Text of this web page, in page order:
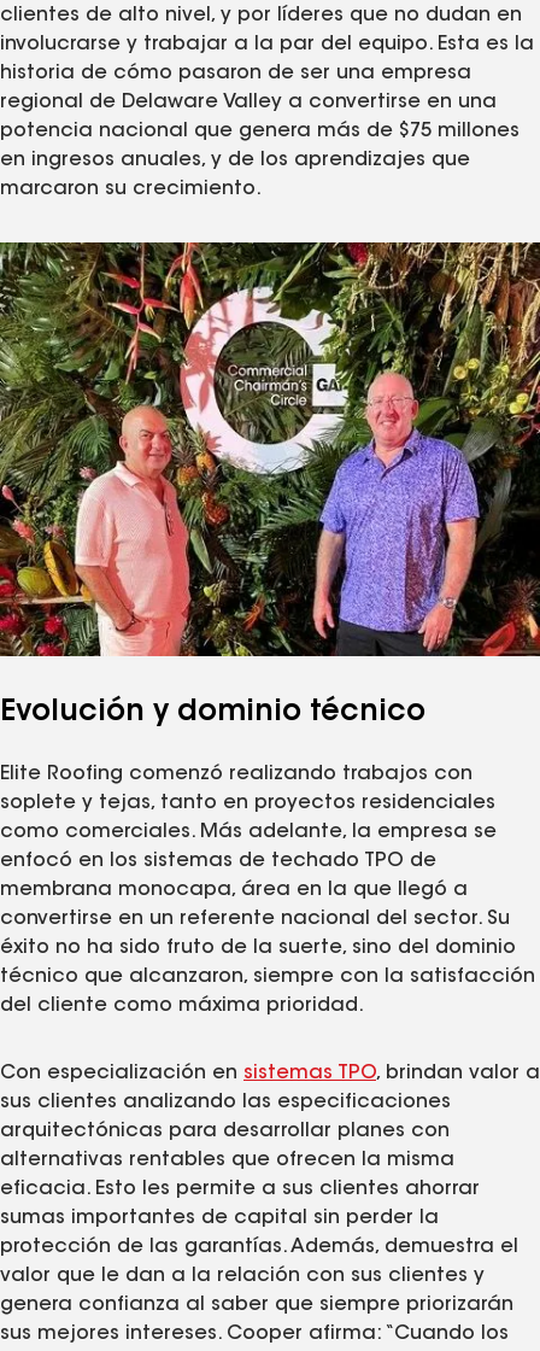
clientes de alto nivel, y por líderes que no dudan en
involucrarse y trabajar a la par del equipo. Esta es la
historia de cómo pasaron de ser una empresa
regional de Delaware Valley a convertirse en una
potencia nacional que genera más de $75 millones
en ingresos anuales, y de los aprendizajes que
marcaron su crecimiento.
Evolución y dominio técnico
Elite Roofing comenzó realizando trabajos con
soplete y tejas, tanto en proyectos residenciales
como comerciales. Más adelante, la empresa se
enfocó en los sistemas de techado TPO de
membrana monocapa, área en la que llegó a
convertirse en un referente nacional del sector. Su
éxito no ha sido fruto de la suerte, sino del dominio
técnico que alcanzaron, siempre con la satisfacción
del cliente como máxima prioridad.
Con especialización en sistemas TPO, brindan valor a
sus clientes analizando las especificaciones
arquitectónicas para desarrollar planes con
alternativas rentables que ofrecen la misma
eficacia. Esto les permite a sus clientes ahorrar
sumas importantes de capital sin perder la
protección de las garantías. Además, demuestra el
valor que le dan a la relación con sus clientes y
genera confianza al saber que siempre priorizarán
sus mejores intereses. Cooper afirma: “Cuando los